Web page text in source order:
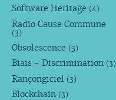
Software Heritage (4)
Radio Cause Commune
(3)
Obsolescence (3)
Biais - Discrimination (3)
Rançongiciel (3)
Blockchain (3)